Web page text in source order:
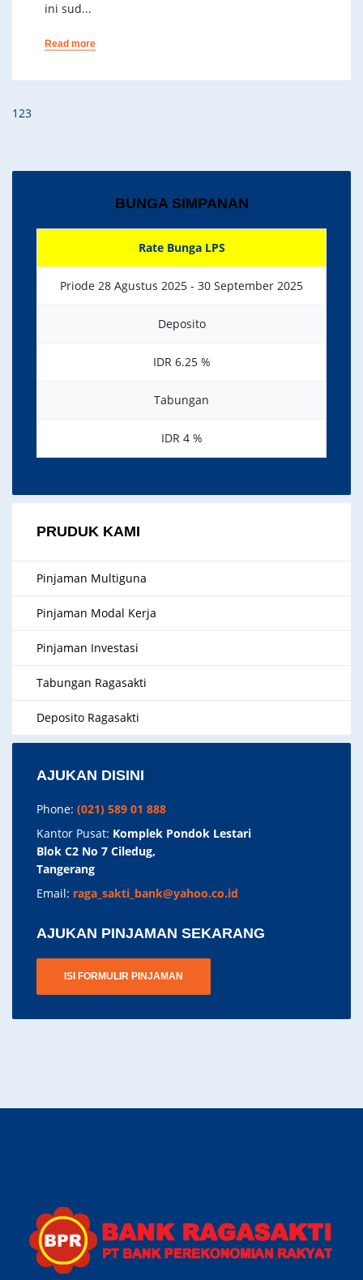
ini sud...
Read more
123
BUNGA SIMPANAN
Rate Bunga LPS
Priode 28 Agustus 2025 - 30 September 2025
Deposito
IDR 6.25 %
Tabungan
IDR 4 %
PRUDUK KAMI
Pinjaman Multiguna
Pinjaman Modal Kerja
Pinjaman Investasi
Tabungan Ragasakti
Deposito Ragasakti
AJUKAN DISINI
Phone: (021) 589 01 888
Kantor Pusat: Komplek Pondok Lestari
Blok C2 No 7 Ciledug,
Tangerang
Email: raga_sakti_bank@yahoo.co.id
AJUKAN PINJAMAN SEKARANG
ISI FORMULIR PINJAMAN